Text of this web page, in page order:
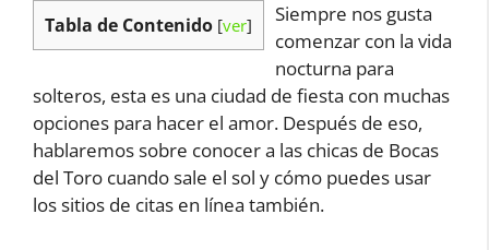
Tabla de Contenido [ver]
Siempre nos gusta
comenzar con la vida
nocturna para
solteros, esta es una ciudad de fiesta con muchas
opciones para hacer el amor. Después de eso,
hablaremos sobre conocer a las chicas de Bocas
del Toro cuando sale el sol y cómo puedes usar
los sitios de citas en línea también.